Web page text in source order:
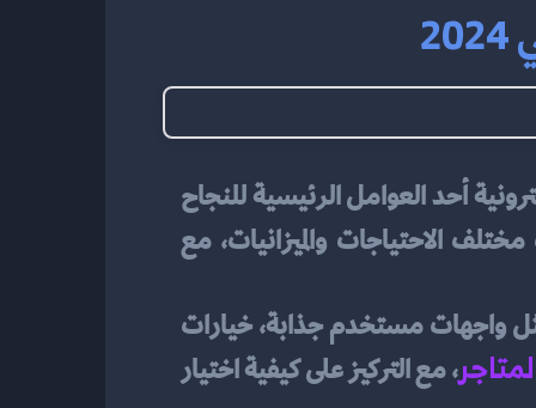
، مع التركيز على كيفية اختيار